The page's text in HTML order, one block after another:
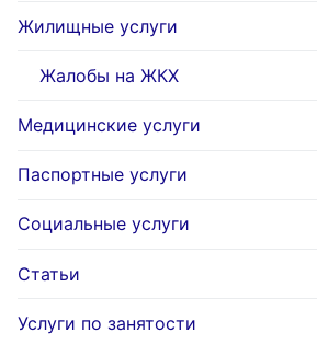
Жилищные услуги
Жалобы на ЖКХ
Медицинские услуги
Паспортные услуги
Социальные услуги
Статьи
Услуги по занятости